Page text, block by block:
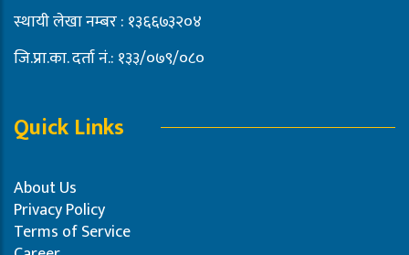
स्थायी लेखा नम्बर : १३६६७३२०४
जि.प्रा.का. दर्ता नं.: १३३/०७९/०८०
Quick Links
About Us
Privacy Policy
Terms of Service